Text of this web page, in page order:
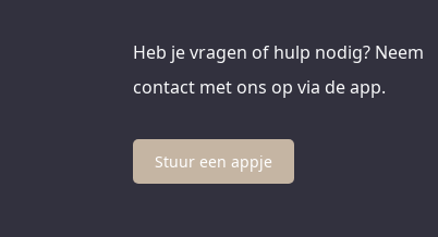
Heb je vragen of hulp nodig? Neem
contact met ons op via de app.
Stuur een appje